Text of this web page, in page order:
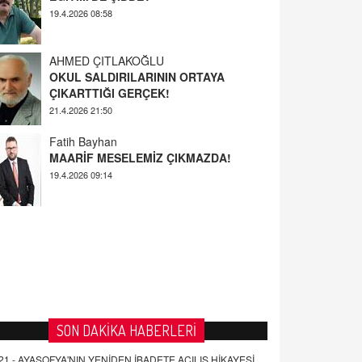
AHMED ÇITLAKOĞLU
OKUL SALDIRILARININ ORTAYA
Fatih Bayhan
MAARİF MESELEMİZ ÇIKMAZDA!
19.4.2026 09:14
YUSUF YAVUZYILMAZ
EĞİTİM'DE ŞİDDET
SON DAKİKA HABERLERİ
- AYASOFYA'NIN YENİDEN İBADETE AÇILIŞ HİKAYESİ